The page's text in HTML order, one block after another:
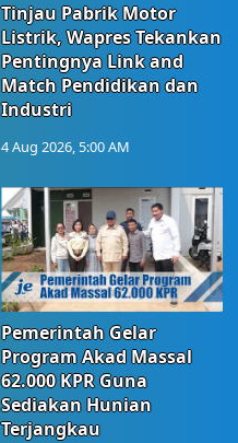
Tinjau Pabrik Motor
Listrik, Wapres Tekankan
Pentingnya Link and
Match Pendidikan dan
Industri
4 Aug 2026, 5:00 AM
Pemerintah Gelar
Program Akad Massal
62.000 KPR Guna
Sediakan Hunian
Terjangkau